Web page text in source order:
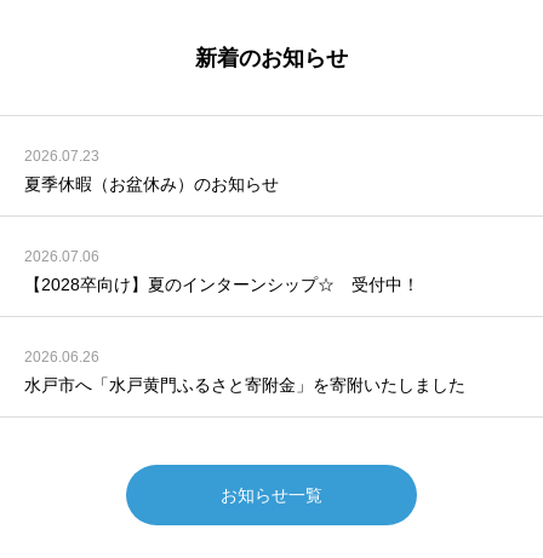
新着のお知らせ
2026.07.23
夏季休暇（お盆休み）のお知らせ
2026.07.06
【2028卒向け】夏のインターンシップ☆ 受付中！
2026.06.26
水戸市へ「水戸黄門ふるさと寄附金」を寄附いたしました
お知らせ一覧